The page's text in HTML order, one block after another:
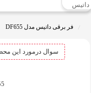
داتیس
فر برقی داتیس مدل DF655
سوال درمورد این